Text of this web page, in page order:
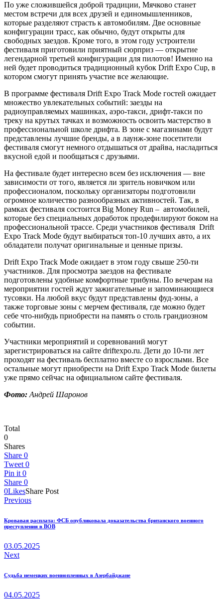
По уже сложившейся доброй традиции, Мячково станет
местом встречи для всех друзей и единомышленников,
которые разделяют страсть к автомобилям. Две основные
конфигурации трасс, как обычно, будут открыты для
свободных заездов. Кроме того, в этом году устроители
фестиваля приготовили приятный сюрприз — открытие
легендарной третьей конфигурации для пилотов! Именно на
ней будет проводиться традиционный кубок Drift Expo Cup, в
котором смогут принять участие все желающие.
В программе фестиваля Drift Expo Track Mode гостей ожидает
множество увлекательных событий: заезды на
радиоуправляемых машинках, аэро-такси, дрифт-такси по
треку на крутых тачках и возможность освоить мастерство в
профессиональной школе дрифта. В зоне с магазинами будут
представлены лучшие бренды, а в лаунж-зоне посетители
фестиваля смогут немного отдышаться от драйва, насладиться
вкусной едой и пообщаться с друзьями.
На фестивале будет интересно всем без исключения — вне
зависимости от того, является ли зритель новичком или
профессионалом, поскольку организаторы подготовили
огромное количество разнообразных активностей. Так, в
рамках фестиваля состоится Big Money Run – автомобилей,
которые без специальных доработок продефилируют боком на
профессиональной трассе. Среди участников фестиваля Drift
Expo Track Mode будут выбираться топ-10 лучших авто, а их
обладатели получат оригинальные и ценные призы.
Drift Expo Track Mode ожидает в этом году свыше 250-ти
участников. Для просмотра заездов на фестивале
подготовлены удобные комфортные трибуны. По вечерам на
мероприятии гостей ждут зажигательные и запоминающиеся
тусовки. На любой вкус будут представлены фуд-зоны, а
также торговые зоны с мерчем фестиваля, где можно будет
себе что-нибудь приобрести на память о столь грандиозном
событии.
Участники мероприятий и соревнований могут
зарегистрироваться на сайте driftexpo.ru. Дети до 10-ти лет
проходят на фестиваль бесплатно вместе со взрослыми. Все
остальные могут приобрести на Drift Expo Track Mode билеты
уже прямо сейчас на официальном сайте фестиваля.
Фото: Андрей Шаронов
Total
0
Shares
Share 0
Tweet 0
Pin it 0
Share 0
0LikesShare Post
Навигация
по
записям
Previous
Кровавая расплата: ФСБ опубликовала доказательства британского военного
преступления в ВОВ
03.05.2025
Next
Судьба немецких военнопленных в Азербайджане
04.05.2025